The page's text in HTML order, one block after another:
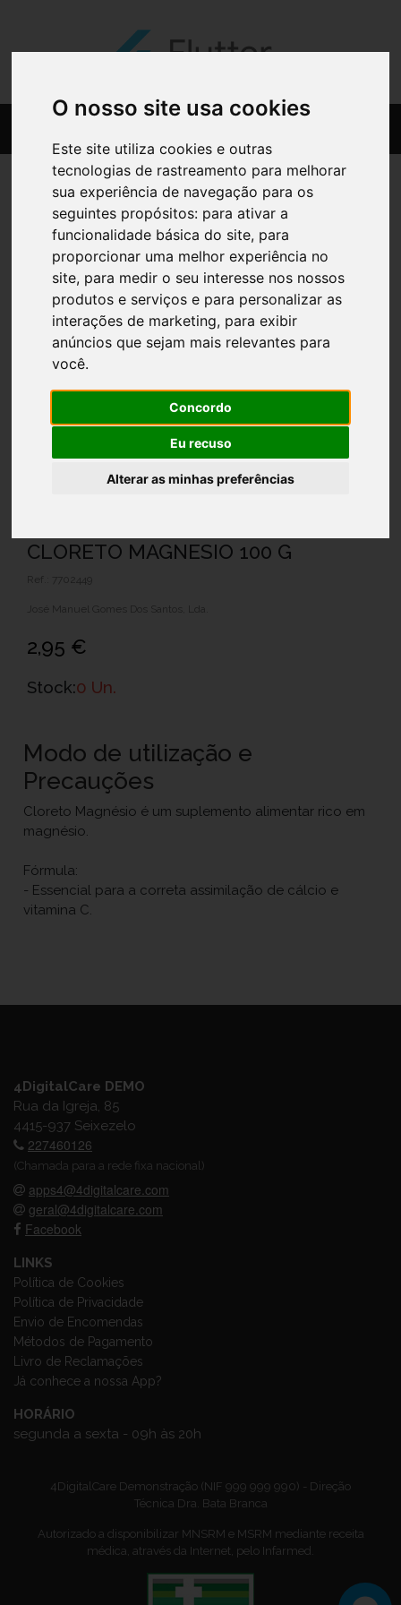
O nosso site usa cookies
Este site utiliza cookies e outras
tecnologias de rastreamento para melhorar
sua experiência de navegação para os
seguintes propósitos: para ativar a
funcionalidade básica do site, para
proporcionar uma melhor experiência no
site, para medir o seu interesse nos nossos
produtos e serviços e para personalizar as
interações de marketing, para exibir
anúncios que sejam mais relevantes para
você.
Concordo
Eu recuso
Alterar as minhas preferências
CLORETO MAGNESIO 100 G
Ref.: 7702449
José Manuel Gomes Dos Santos, Lda.
2,95 €
Stock:0 Un.
Modo de utilização e
Precauções
Cloreto Magnésio é um suplemento alimentar rico em
magnésio.
Fórmula:
- Essencial para a correta assimilação de cálcio e
vitamina C.
4DigitalCare DEMO
Rua da Igreja, 85
4415-937 Seixezelo
227460126
(Chamada para a rede fixa nacional)
apps4@4digitalcare.com
geral@4digitalcare.com
Facebook
LINKS
Política de Cookies
Política de Privacidade
Envio de Encomendas
Métodos de Pagamento
Livro de Reclamações
Já conhece a nossa App?
HORÁRIO
segunda a sexta - 09h às 20h
4DigitalCare Demonstração (NIF 999 999 990) - Direção
Técnica Dra. Bata Branca
Autorizado a disponibilizar MNSRM e MSRM mediante receita
médica, através da Internet, pelo Infarmed.